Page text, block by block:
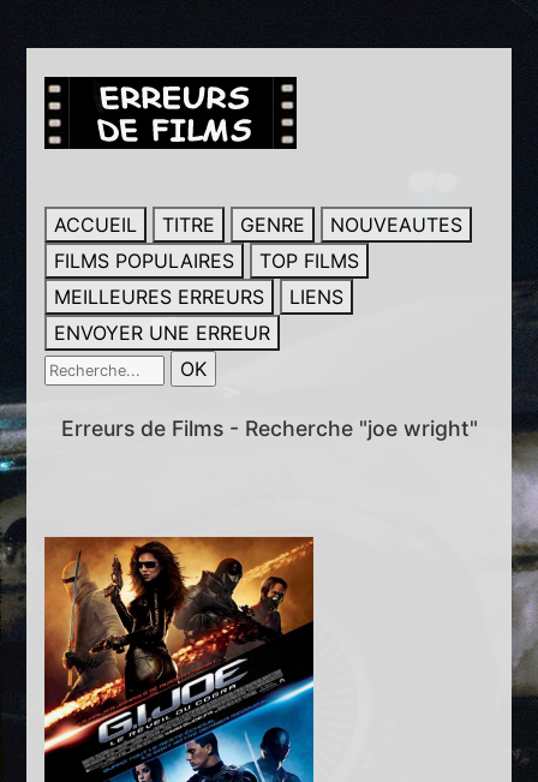
ACCUEIL TITRE GENRE
NOUVEAUTES
FILMS POPULAIRES
TOP FILMS
MEILLEURES ERREURS
LIENS
ENVOYER UNE ERREUR
Erreurs de Films - Recherche "joe wright"